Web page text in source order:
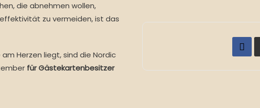
die abnehmen wollen,
zu vermeiden, ist das
Herzen liegt, sind die Nordic
für Gästekartenbesitzer